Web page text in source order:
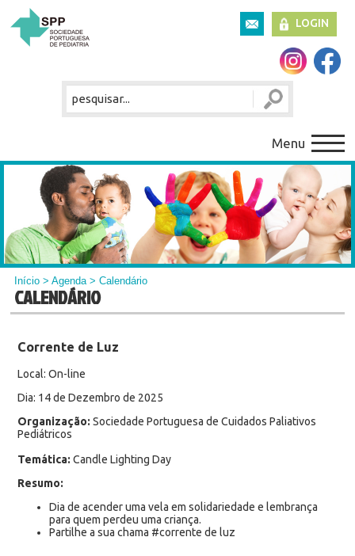
LOGIN
Menu
Início >Agenda> Calendário
CALENDÁRIO
Corrente de Luz
Local: On-line
Dia: 14 de Dezembro de 2025
Organização: Sociedade Portuguesa de Cuidados Paliativos
Pediátricos
Temática: Candle Lighting Day
Resumo:
Dia de acender uma vela em solidariedade e lembrança
para quem perdeu uma criança.
Partilhe a sua chama #corrente de luz